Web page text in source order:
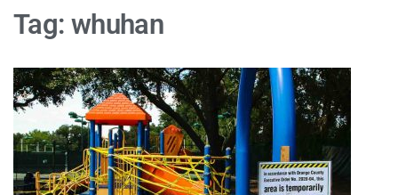
Tag: whuhan